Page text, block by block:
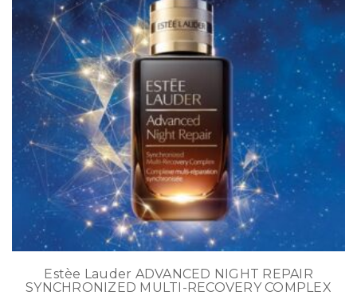
Estèe Lauder ADVANCED NIGHT REPAIR
SYNCHRONIZED MULTI-RECOVERY COMPLEX